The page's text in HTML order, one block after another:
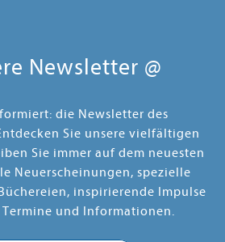
großen Liebe, sondern auch das
Geheimnis von vier
Newsletter @
die Newsletter des
Sie unsere vielfältigen
Sie immer auf dem neuesten
Neuerscheinungen, spezielle
inspirierende Impulse
und Informationen.